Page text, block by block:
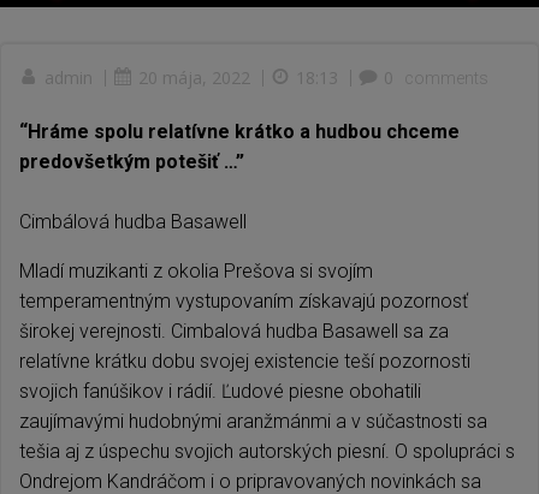
admin | 20 mája, 2022 | 18:13 | 0 comments
“Hráme spolu relatívne krátko a hudbou chceme
predovšetkým potešiť …”
Cimbálová hudba Basawell
Mladí muzikanti z okolia Prešova si svojím
temperamentným vystupovaním získavajú pozornosť
širokej verejnosti. Cimbalová hudba Basawell sa za
relatívne krátku dobu svojej existencie teší pozornosti
svojich fanúšikov i rádií. Ľudové piesne obohatili
zaujímavými hudobnými aranžmánmi a v súčastnosti sa
tešia aj z úspechu svojich autorských piesní. O spolupráci s
Ondrejom Kandráčom i o pripravovaných novinkách sa